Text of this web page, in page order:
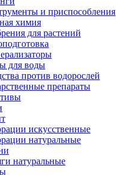
и приспособления
химия
для растений
для воды
против водорослей
препараты
искусственные
натуральные
натуральные